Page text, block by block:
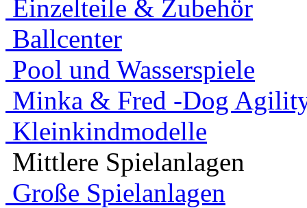
Einzelteile & Zubehör
Ballcenter
Pool und Wasserspiele
Minka & Fred -Dog
Kleinkindmodelle
Mittlere Spielanlagen
Große Spielanlagen